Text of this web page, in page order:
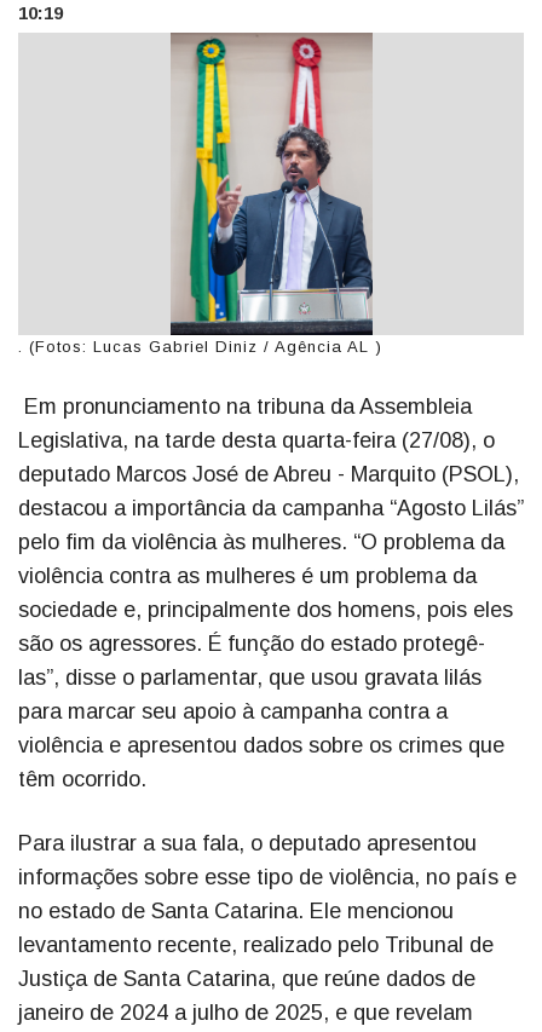
10:19
. (Fotos: Lucas Gabriel Diniz / Agência AL )
Em pronunciamento na tribuna da Assembleia
Legislativa, na tarde desta quarta-feira (27/08), o
deputado Marcos José de Abreu - Marquito (PSOL),
destacou a importância da campanha “Agosto Lilás”
pelo fim da violência às mulheres. “O problema da
violência contra as mulheres é um problema da
sociedade e, principalmente dos homens, pois eles
são os agressores. É função do estado protegê-
las”, disse o parlamentar, que usou gravata lilás
para marcar seu apoio à campanha contra a
violência e apresentou dados sobre os crimes que
têm ocorrido.
Para ilustrar a sua fala, o deputado apresentou
informações sobre esse tipo de violência, no país e
no estado de Santa Catarina. Ele mencionou
levantamento recente, realizado pelo Tribunal de
Justiça de Santa Catarina, que reúne dados de
janeiro de 2024 a julho de 2025, e que revelam